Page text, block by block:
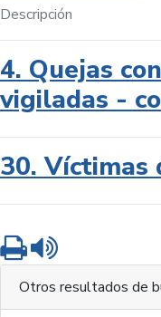
Descripción
4. Quejas
vigiladas -
30. Víctimas
Imprimir
Otros resultados de